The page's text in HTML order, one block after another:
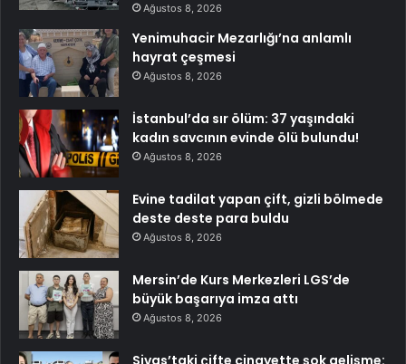
Ağustos 8, 2026
Yenimuhacir Mezarlığı’na anlamlı
hayrat çeşmesi
Ağustos 8, 2026
İstanbul’da sır ölüm: 37 yaşındaki
kadın savcının evinde ölü bulundu!
Ağustos 8, 2026
Evine tadilat yapan çift, gizli bölmede
deste deste para buldu
Ağustos 8, 2026
Mersin’de Kurs Merkezleri LGS’de
büyük başarıya imza attı
Ağustos 8, 2026